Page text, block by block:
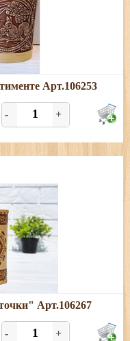
см; овал - 13,5*8 см
Арт.106253
- +
(с хватком) - 17, 5 см,
Арт.106267
- +